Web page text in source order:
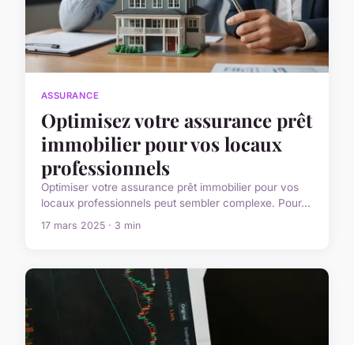
ASSURANCE
Optimisez votre assurance prêt
immobilier pour vos locaux
professionnels
Optimiser votre assurance prêt immobilier pour vos
locaux professionnels peut sembler complexe. Pour...
17 mars 2025 · 3 min